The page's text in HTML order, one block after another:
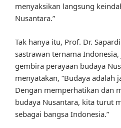
menyaksikan langsung
Nusantara.”
Tak hanya itu, Prof. Dr.
sastrawan ternama
gembira perayaan budaya
menyatakan, “Budaya adalah
Dengan memperhatikan dan
budaya Nusantara, kita turut
sebagai bangsa Indonesia.”